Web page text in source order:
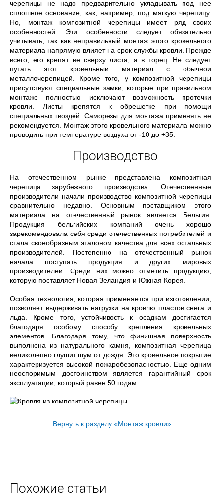
черепицы не надо предварительно укладывать под нее
сплошное основание, как, например, под мягкую черепицу.
Но, монтаж композитной черепицы имеет ряд своих
особенностей. Эти особенности следует обязательно
учитывать, так как неправильный монтаж этого кровельного
материала напрямую влияет на срок службы кровли. Прежде
всего, его крепят не сверху листа, а в торец. Не следует
путать этот кровельный материал с обычной
металлочерепицей. Кроме того, у композитной черепицы
присутствуют специальные замки, которые при правильном
монтаже полностью исключают возможность протечки
кровли. Листы крепятся к обрешетке при помощи
специальных гвоздей. Саморезы для монтажа применять не
рекомендуется. Монтаж этого кровельного материала можно
проводить при температуре воздуха от -10 до +35.
Производство
На отечественном рынке представлена композитная
черепица зарубежного производства. Отечественные
производители начали производство композитной черепицы
сравнительно недавно. Основным поставщиком этого
материала на отечественный рынок является Бельгия.
Продукция бельгийских компаний очень хорошо
зарекомендовала себя среди отечественных потребителей и
стала своеобразным эталоном качества для всех остальных
производителей. Постепенно на отечественный рынок
начала поступать продукция и других мировых
производителей. Среди них можно отметить продукцию,
которую поставляет Новая Зеландия и Южная Корея.
Особая технология, которая применяется при изготовлении,
позволяет выдерживать нагрузки на кровлю пластов снега и
льда. Кроме того, устойчивость к осадкам достигается
благодаря особому способу крепления кровельных
элементов. Благодаря тому, что финишная поверхность
выполнена из натурального камня, композитная черепица
великолепно глушит шум от дождя. Это кровельное покрытие
характеризуется высокой пожаробезопасностью. Еще одним
неоспоримым достоинством является гарантийный срок
эксплуатации, который равен 50 годам.
Вернуть к разделу «Монтаж кровли»
Похожие статьи